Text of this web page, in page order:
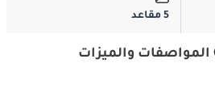
5 مقاعد